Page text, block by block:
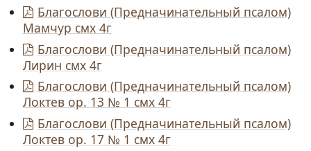
Благослови (Предначинательный псалом)
Мамчур смх 4г
Благослови (Предначинательный псалом)
Лирин смх 4г
Благослови (Предначинательный псалом)
Локтев ор. 13 № 1 смх 4г
Благослови (Предначинательный псалом)
Локтев ор. 17 № 1 смх 4г